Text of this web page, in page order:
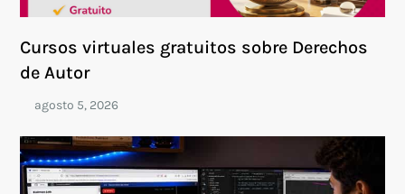
Cursos virtuales gratuitos sobre Derechos
de Autor